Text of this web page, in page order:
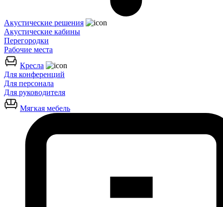
Акустические решения
Акустические кабины
Перегородки
Рабочие места
Кресла
Для конференций
Для персонала
Для руководителя
Мягкая мебель